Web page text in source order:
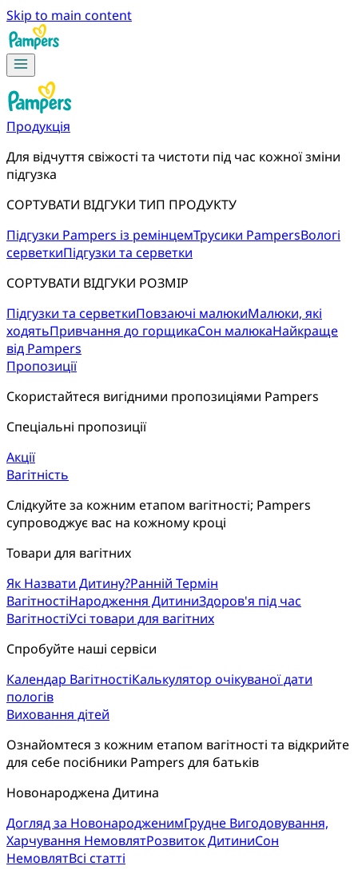
Skip to main content
Продукція
Для відчуття свіжості та чистоти під час кожної зміни
підгузка
СОРТУВАТИ ВІДГУКИ ТИП ПРОДУКТУ
Підгузки Pampers із ремінцемТрусики PampersВологі
серветкиПідгузки та серветки
СОРТУВАТИ ВІДГУКИ РОЗМІР
Підгузки та серветкиПовзаючі малюкиМалюки, які
ходятьПривчання до горщикаСон малюкаНайкраще
від Pampers
Пропозиції
Скористайтеся вигідними пропозиціями Pampers
Спеціальні пропозиції
Акції
Вагітність
Слідкуйте за кожним етапом вагітності; Pampers
супроводжує вас на кожному кроці
Товари для вагітних
Як Назвати Дитину?Ранній Термін
ВагітностіНародження ДитиниЗдоров'я під час
ВагітностіУсі товари для вагітних
Спробуйте наші сервіси
Календар ВагітностіКалькулятор очікуваної дати
пологів
Виховання дітей
Ознайомтеся з кожним етапом вагітності та відкрийте
для себе посібники Pampers для батьків
Новонароджена Дитина
Догляд за НовонародженимГрудне Вигодовування,
Харчування НемовлятРозвиток ДитиниСон
НемовлятВсі статті